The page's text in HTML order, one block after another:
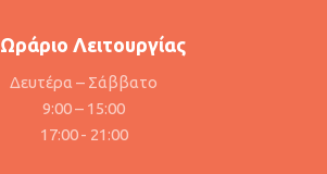
Ωράριο Λειτουργίας
Δευτέρα – Σάββατο
9:00 – 15:00
17:00 - 21:00